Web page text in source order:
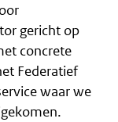
gericht op
concrete
Federatief
waar we